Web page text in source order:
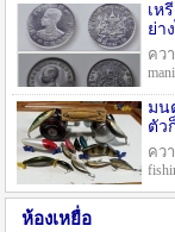
เห
ย่า
คว
มน
ตัว
คว
ห้องเหยื่อ